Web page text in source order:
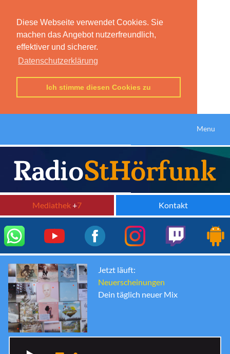
Diese Webseite verwendet Cookies. Sie
machen das Angebot nutzerfreundlich,
effektiver und sicherer.
Datenschutzerklärung
Ich stimme diesen Cookies zu
Menu
Mediathek+7 Kontakt
Jetzt läuft:
Neuerscheinungen
Dein täglich neuer Mix